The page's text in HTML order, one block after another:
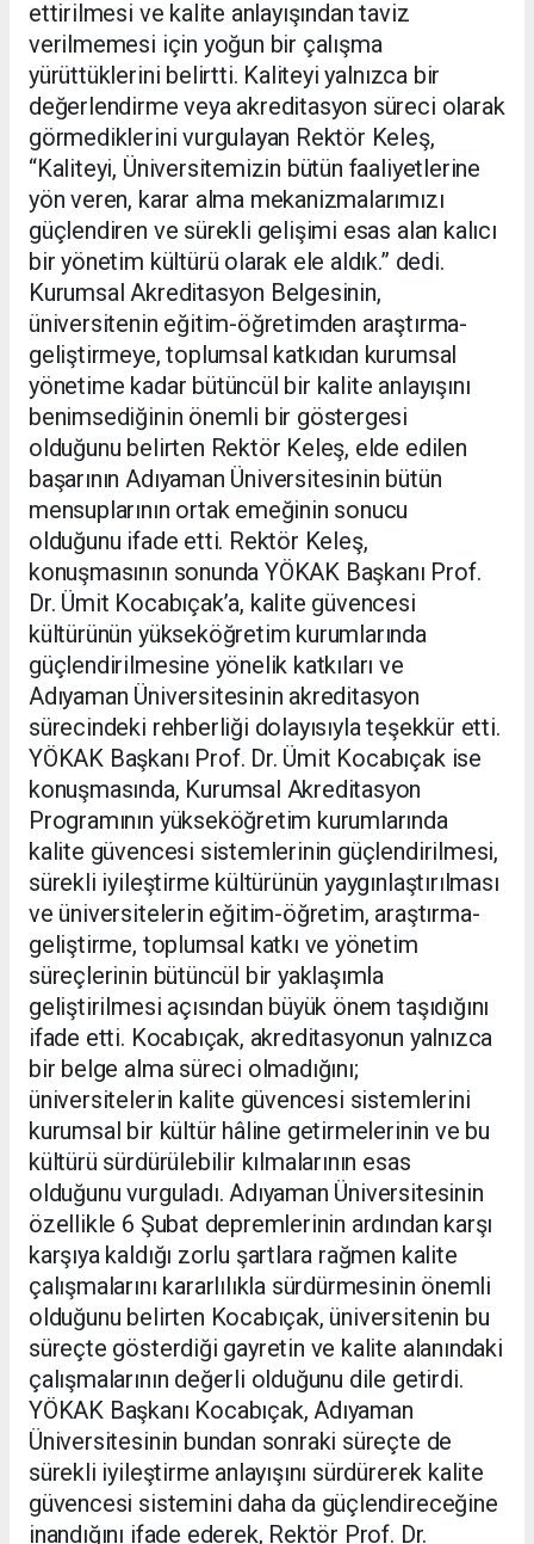
ettirilmesi ve kalite anlayışından taviz
verilmemesi için yoğun bir çalışma
yürüttüklerini belirtti. Kaliteyi yalnızca bir
değerlendirme veya akreditasyon süreci olarak
görmediklerini vurgulayan Rektör Keleş,
“Kaliteyi, Üniversitemizin bütün faaliyetlerine
yön veren, karar alma mekanizmalarımızı
güçlendiren ve sürekli gelişimi esas alan kalıcı
bir yönetim kültürü olarak ele aldık.” dedi.
Kurumsal Akreditasyon Belgesinin,
üniversitenin eğitim-öğretimden araştırma-
geliştirmeye, toplumsal katkıdan kurumsal
yönetime kadar bütüncül bir kalite anlayışını
benimsediğinin önemli bir göstergesi
olduğunu belirten Rektör Keleş, elde edilen
başarının Adıyaman Üniversitesinin bütün
mensuplarının ortak emeğinin sonucu
olduğunu ifade etti. Rektör Keleş,
konuşmasının sonunda YÖKAK Başkanı Prof.
Dr. Ümit Kocabıçak’a, kalite güvencesi
kültürünün yükseköğretim kurumlarında
güçlendirilmesine yönelik katkıları ve
Adıyaman Üniversitesinin akreditasyon
sürecindeki rehberliği dolayısıyla teşekkür etti.
YÖKAK Başkanı Prof. Dr. Ümit Kocabıçak ise
konuşmasında, Kurumsal Akreditasyon
Programının yükseköğretim kurumlarında
kalite güvencesi sistemlerinin güçlendirilmesi,
sürekli iyileştirme kültürünün yaygınlaştırılması
ve üniversitelerin eğitim-öğretim, araştırma-
geliştirme, toplumsal katkı ve yönetim
süreçlerinin bütüncül bir yaklaşımla
geliştirilmesi açısından büyük önem taşıdığını
ifade etti. Kocabıçak, akreditasyonun yalnızca
bir belge alma süreci olmadığını;
üniversitelerin kalite güvencesi sistemlerini
kurumsal bir kültür hâline getirmelerinin ve bu
kültürü sürdürülebilir kılmalarının esas
olduğunu vurguladı. Adıyaman Üniversitesinin
özellikle 6 Şubat depremlerinin ardından karşı
karşıya kaldığı zorlu şartlara rağmen kalite
çalışmalarını kararlılıkla sürdürmesinin önemli
olduğunu belirten Kocabıçak, üniversitenin bu
süreçte gösterdiği gayretin ve kalite alanındaki
çalışmalarının değerli olduğunu dile getirdi.
YÖKAK Başkanı Kocabıçak, Adıyaman
Üniversitesinin bundan sonraki süreçte de
sürekli iyileştirme anlayışını sürdürerek kalite
güvencesi sistemini daha da güçlendireceğine
inandığını ifade ederek, Rektör Prof. Dr.